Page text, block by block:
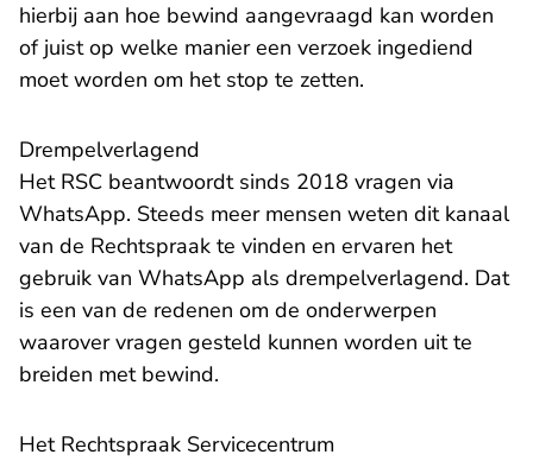
hierbij aan hoe bewind aangevraagd kan worden
of juist op welke manier een verzoek ingediend
moet worden om het stop te zetten.
Drempelverlagend
Het RSC beantwoordt sinds 2018 vragen via
WhatsApp. Steeds meer mensen weten dit kanaal
van de Rechtspraak te vinden en ervaren het
gebruik van WhatsApp als drempelverlagend. Dat
is een van de redenen om de onderwerpen
waarover vragen gesteld kunnen worden uit te
breiden met bewind.
Het Rechtspraak Servicecentrum